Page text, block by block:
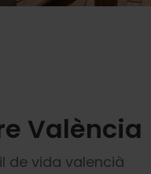
València
de vida valencià